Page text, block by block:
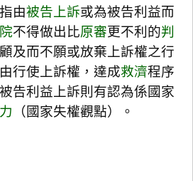
由被告 上訴或為被告利益而
不得做出比原審更不利的判
及而不願或放棄上訴權之行
行使上訴權，達成救濟程序
告利益上訴則有認為係國家
（國家失權觀點）。